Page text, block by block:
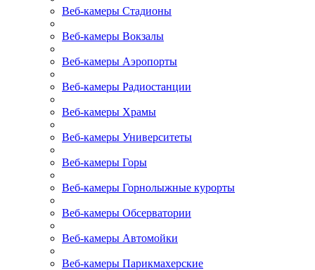
Веб-камеры Стадионы
Веб-камеры Вокзалы
Веб-камеры Аэропорты
Веб-камеры Радиостанции
Веб-камеры Храмы
Веб-камеры Университеты
Веб-камеры Горы
Веб-камеры Горнолыжные курорты
Веб-камеры Обсерватории
Веб-камеры Автомойки
Веб-камеры Парикмахерские